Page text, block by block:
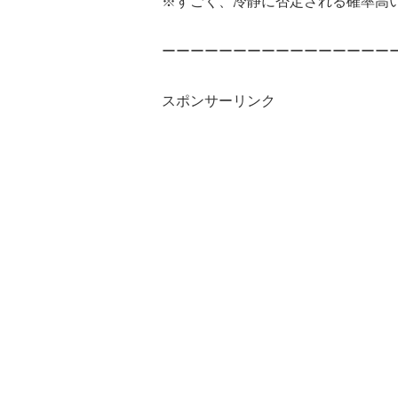
ーーーーーーーーーーーーーーーー
スポンサーリンク